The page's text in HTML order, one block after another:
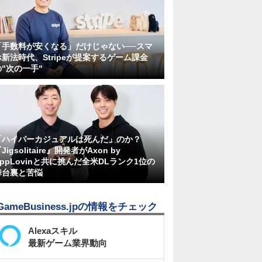
手数料が安くなる」だけじゃない──スマ
新法時代、Stripeが提案するゲーム課金
"次の一手"
ハイパーカジュアルは死んだ」のか？
Jigsolitaire』開発者がAxon by
と共に挑んだ全米DLランク1位の
台裏と苦悩
の情報をチェック
Alexaスキル
最新ゲーム業界動向